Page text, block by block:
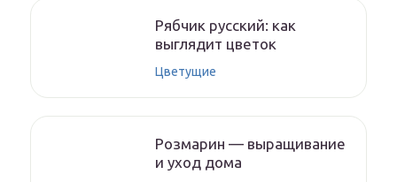
Рябчик русский: как
выглядит цветок
Цветущие
Розмарин — выращивание
и уход дома